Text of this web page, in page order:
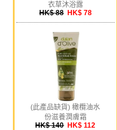
衣草沐浴露
HK$ 88 HK$ 78
(此產品缺貨) 橄欖油水
份滋養潤膚霜
HK$ 140 HK$ 112